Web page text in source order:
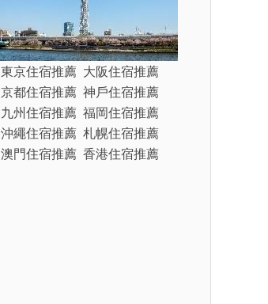
東京住宿推薦 大阪住宿推薦
京都住宿推薦 神戶住宿推薦
九州住宿推薦 福岡住宿推薦
沖繩住宿推薦 札幌住宿推薦
澳門住宿推薦 香港住宿推薦